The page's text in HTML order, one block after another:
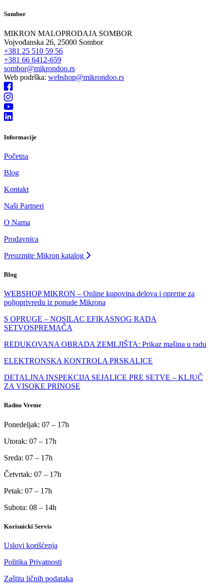
Sombor
MIKRON MALOPRODAJA SOMBOR
Vojvođanska 26, 25000 Sombor
+381 25 510 59 56
+381 66 6412-659
sombor@mikrondoo.rs
Web podrška: webshop@mikrondoo.rs
Informacije
Početna
Blog
Kontakt
Naši Partneri
O Nama
Prodavnica
Preuzmite Mikron katalog
Blog
WEBSHOP MIKRON – Online kupovina delova i opreme za
poljoprivredu iz ponude Mikrona
S OPRUGE – NOSILAC EFIKASNOG RADA
SETVOSPREMAČA
REDUKOVANA OBRADA ZEMLJIŠTA: Prikaz mašina u radu
ELEKTRONSKA KONTROLA PRSKALICE
DETALJNA INSPEKCIJA SEJALICE PRE SETVE – KLJUČ
ZA VISOKE PRINOSE
Radno Vreme
Ponedeljak: 07 – 17h
Utorak: 07 – 17h
Sreda: 07 – 17h
Četvrtak: 07 – 17h
Petak: 07 – 17h
Subota: 08 – 14h
Korisnicki Servis
Uslovi korišćenja
Politika Privatnosti
Zaštita ličnih podataka